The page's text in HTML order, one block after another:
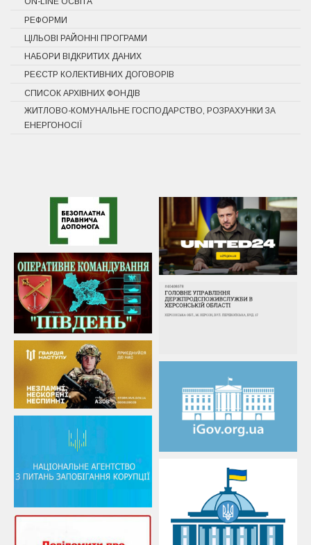
РЕФОРМИ
ЦІЛЬОВІ РАЙОННІ ПРОГРАМИ
НАБОРИ ВІДКРИТИХ ДАНИХ
РЕЄСТР КОЛЕКТИВНИХ ДОГОВОРІВ
СПИСОК АРХІВНИХ ФОНДІВ
ЖИТЛОВО-КОМУНАЛЬНЕ ГОСПОДАРСТВО, РОЗРАХУНКИ ЗА
ЕНЕРГОНОСІЇ